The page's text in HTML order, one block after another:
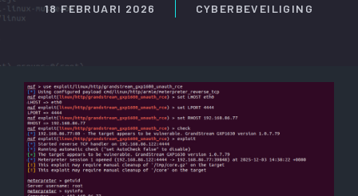
18 FEBRUARI 2026 CYBERBEVEILIGING